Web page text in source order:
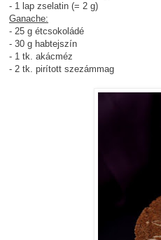
- 1 lap zselatin (= 2 g)
Ganache:
- 25 g étcsokoládé
- 30 g habtejszín
- 1 tk. akácméz
- 2 tk. pirított szezámmag